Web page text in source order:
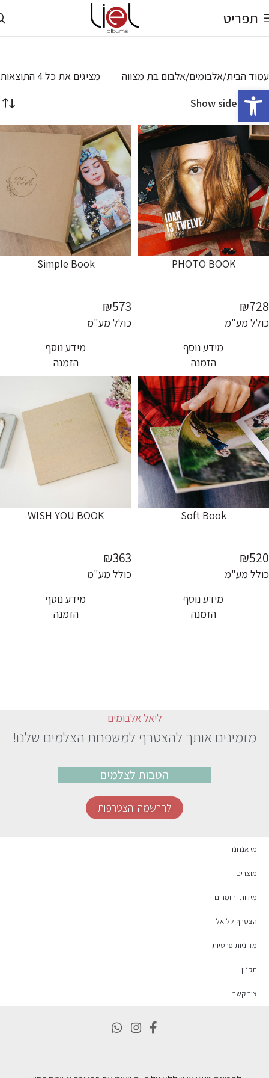
פתח סרגל נגישות
תַפרִיט
עמוד הבית אלבומים אלבום בת מצווה
מציגים את כל ⁦4⁩ התוצאות
Show sidebar
PHOTO BOOK
₪728
כולל מע"מ
מידע נוסף
הזמנה
Simple Book
₪573
כולל מע"מ
מידע נוסף
הזמנה
Soft Book
₪520
כולל מע"מ
מידע נוסף
הזמנה
WISH YOU BOOK
₪363
כולל מע"מ
מידע נוסף
הזמנה
ליאל אלבומים
מזמינים אותך להצטרף למשפחת הצלמים שלנו!
הטבות לצלמים
להרשמה והצטרפות
מי אנחנו
מוצרים
מידות וחומרים
הצטרף לליאל
מדיניות פרטיות
תקנון
צור קשר